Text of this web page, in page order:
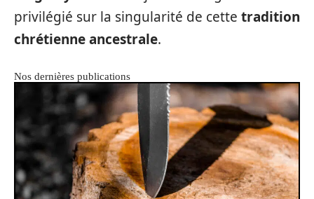
privilégié sur la singularité de cette tradition
chrétienne ancestrale.
Nos dernières publications